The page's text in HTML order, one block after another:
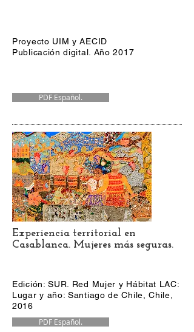
Proyecto UIM y AECID
Publicación digital. Año 2017
PDF Español.
Experiencia territorial en
Casablanca. Mujeres más seguras.
Edición: SUR. Red Mujer y Hábitat LAC:
Lugar y año: Santiago de Chile, Chile,
2016
PDF Español.